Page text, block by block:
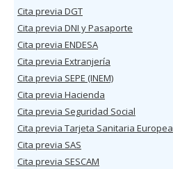
Cita previa DGT
Cita previa DNI y Pasaporte
Cita previa ENDESA
Cita previa Extranjería
Cita previa SEPE (INEM)
Cita previa Hacienda
Cita previa Seguridad Social
Cita previa Tarjeta Sanitaria Europea
Cita previa SAS
Cita previa SESCAM